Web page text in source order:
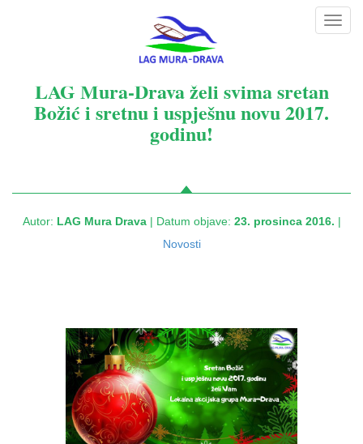
LAG Mura-Drava želi svima sretan
Božić i sretnu i uspješnu novu 2017.
godinu!
Autor: LAG Mura Drava| Datum objave: 23. prosinca 2016. |
Novosti